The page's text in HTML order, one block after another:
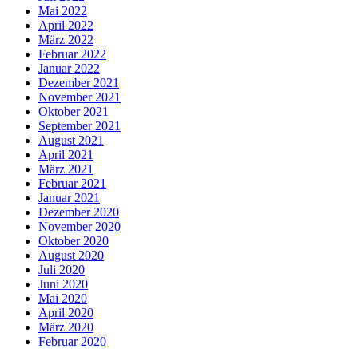
Mai 2022
April 2022
März 2022
Februar 2022
Januar 2022
Dezember 2021
November 2021
Oktober 2021
September 2021
August 2021
April 2021
März 2021
Februar 2021
Januar 2021
Dezember 2020
November 2020
Oktober 2020
August 2020
Juli 2020
Juni 2020
Mai 2020
April 2020
März 2020
Februar 2020